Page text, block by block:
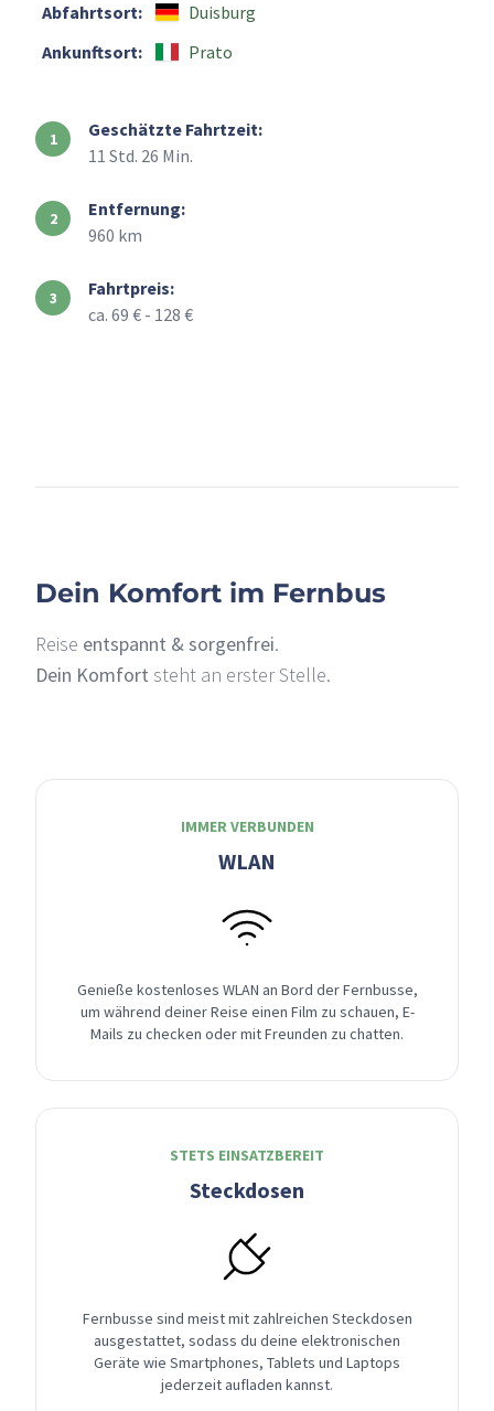
Abfahrtsort:
Duisburg
Ankunftsort:
Prato
Geschätzte Fahrtzeit:
11 Std. 26 Min.
Entfernung:
960 km
Fahrtpreis:
ca. 69 € - 128 €
Dein Komfort im Fernbus
Reise entspannt & sorgenfrei.
Dein Komfort steht an erster Stelle.
IMMER VERBUNDEN
WLAN
Genieße kostenloses WLAN an Bord der Fernbusse,
um während deiner Reise einen Film zu schauen, E-
Mails zu checken oder mit Freunden zu chatten.
STETS EINSATZBEREIT
Steckdosen
Fernbusse sind meist mit zahlreichen Steckdosen
ausgestattet, sodass du deine elektronischen
Geräte wie Smartphones, Tablets und Laptops
jederzeit aufladen kannst.